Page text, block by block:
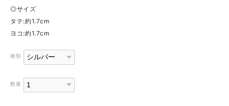
◎サイズ
タテ:約1.7cm
ヨコ:約1.7cm
種類
数量